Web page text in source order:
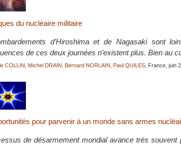
du nucléaire militaire
d’Hiroshima et de Nagasaki sont
de ces deux journées n’existent plus. Bien au
COLLIN Michel DRAIN Bernard NORLAIN Paul QUILES , France, juin
pour parvenir à un monde sans armes
de désarmement mondial avance très